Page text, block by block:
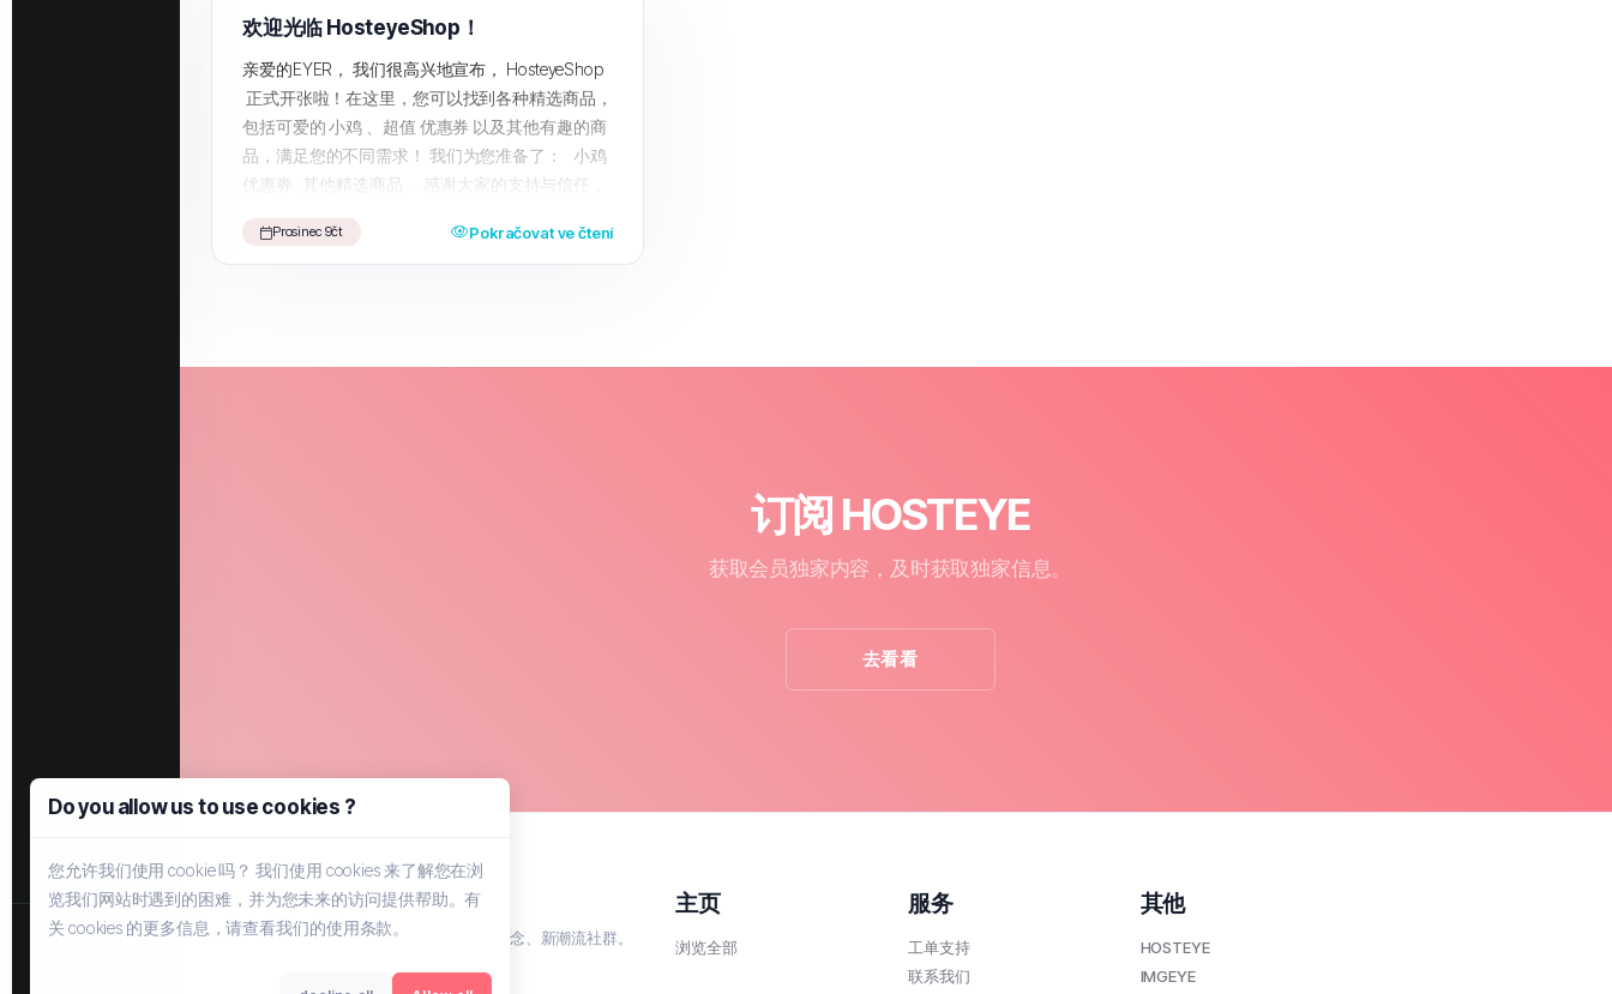
欢迎光临 HosteyeShop！
亲爱的EYER， 我们很高兴地宣布， HosteyeShop
正式开张啦！在这里，您可以找到各种精选商品，
包括可爱的 小鸡 、超值 优惠券 以及其他有趣的商
品，满足您的不同需求！ 我们为您准备了： 小鸡
优惠券 其他精选商品 ... 感谢大家的支持与信任，
的购物体验。 快来访问我们的 HosteyeShop ，享
Prosinec 9čt Pokračovat ve čtení
订阅 HOSTEYE
获取会员独家内容，及时获取独家信息。
去看看
主机信息的优质聚集地，由EYER引领的新概念、新潮流社群。
主页
浏览全部
服务
工单支持
联系我们
其他
HOSTEYE
IMGEYE
Do you allow us to use cookies ?
您允许我们使用 cookie 吗？ 我们使用 cookies 来了解您在浏
览我们网站时遇到的困难，并为您未来的访问提供帮助。有
关 cookies 的更多信息，请查看我们的使用条款。